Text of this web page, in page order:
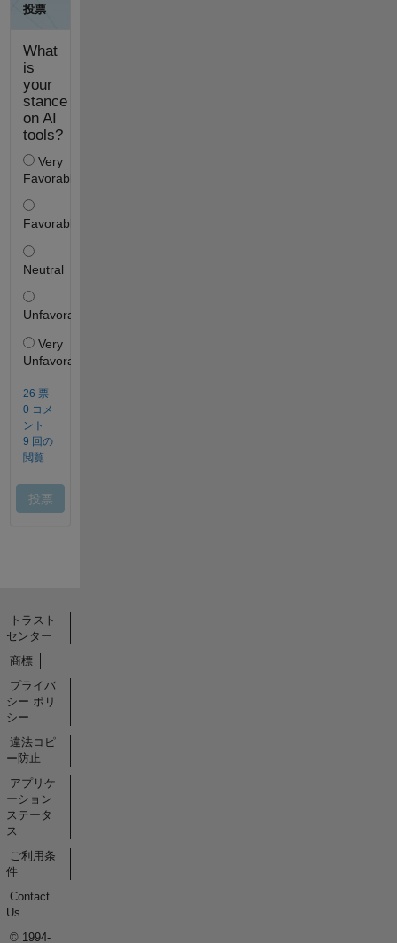
トラスト
センター
商標
プライバ
シー ポリ
シー
違法コピ
ー防止
アプリケ
ーション
ステータ
ス
ご利用条
件
Contact
Us
© 1994-